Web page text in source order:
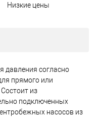
Низкие цены
давления согласно
прямого или
из
подключенных
насосов из